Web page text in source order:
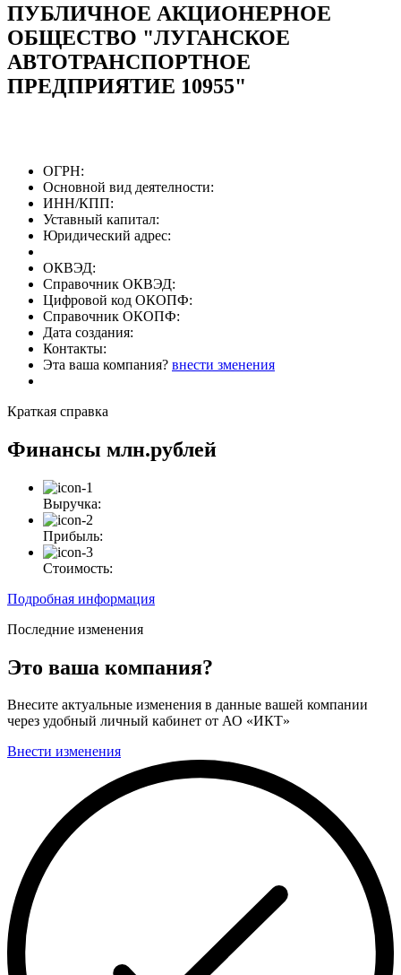
ПУБЛИЧНОЕ АКЦИОНЕРНОЕ
ОБЩЕСТВО "ЛУГАНСКОЕ
АВТОТРАНСПОРТНОЕ
ПРЕДПРИЯТИЕ 10955"
ОГРН:
Основной вид деятелности:
ИНН/КПП:
Уставный капитал:
Юридический адрес:
ОКВЭД:
Справочник ОКВЭД:
Цифровой код ОКОПФ:
Справочник ОКОПФ:
Дата создания:
Контакты:
Эта ваша компания? внести зменения
Краткая справка
Финансы млн.рублей
Выручка:
Прибыль:
Стоимость:
Подробная информация
Последние изменения
Это ваша компания?
Внесите актуальные изменения в данные вашей компании
через удобный личный кабинет от АО «ИКТ»
Внести изменения